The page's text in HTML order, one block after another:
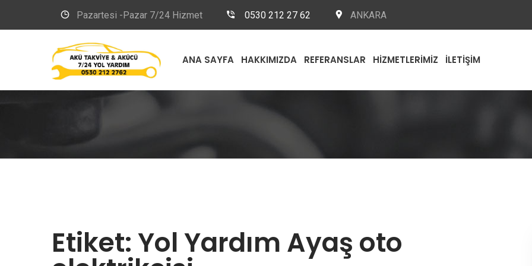
Pazartesi -Pazar 7/24 Hizmet 0530 212 27 62 ANKARA
ANA SAYFA HAKKIMIZDA REFERANSLAR HIZMETLERIMIZ İLETIŞIM
Etiket:Yol Yardım Ayaş oto